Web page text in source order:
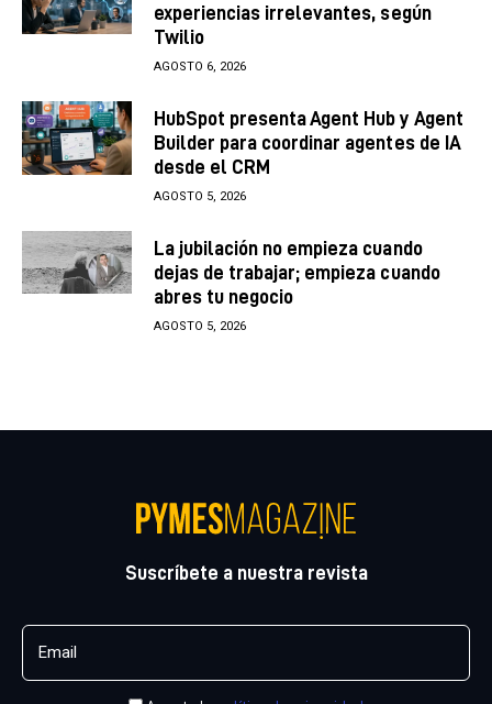
experiencias irrelevantes, según
Twilio
AGOSTO 6, 2026
HubSpot presenta Agent Hub y Agent
Builder para coordinar agentes de IA
desde el CRM
AGOSTO 5, 2026
La jubilación no empieza cuando
dejas de trabajar; empieza cuando
abres tu negocio
AGOSTO 5, 2026
Suscríbete a nuestra revista